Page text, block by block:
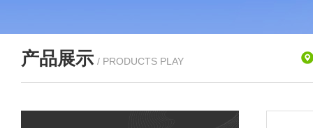
产品展示 / PRODUCTS PLAY